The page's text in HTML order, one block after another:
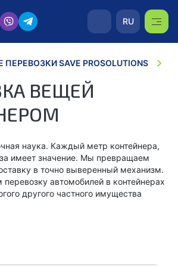
RU
SAVE PROSOLUTIONS
ВЕЩЕЙ
наука. Каждый метр контейнера,
имеет значение. Мы превращаем
в точно выверенный механизм.
автомобилей в контейнерах
другого частного имущества